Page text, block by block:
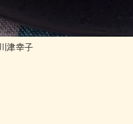
津幸子